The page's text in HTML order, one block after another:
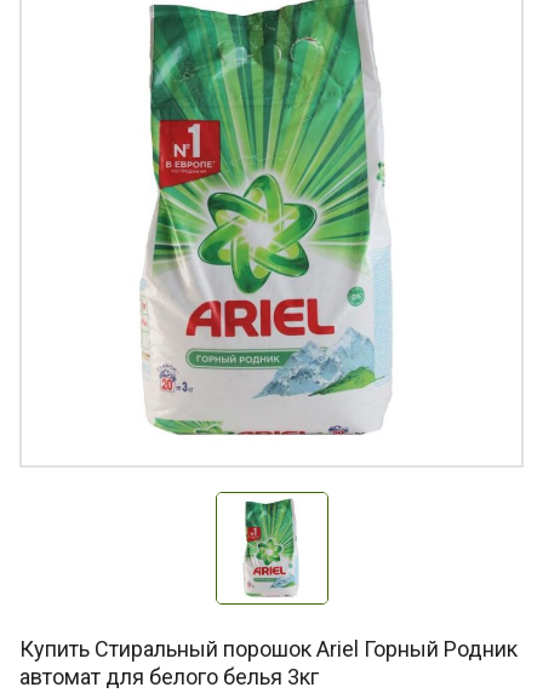
Купить Стиральный порошок Ariel Горный Родник
автомат для белого белья 3кг